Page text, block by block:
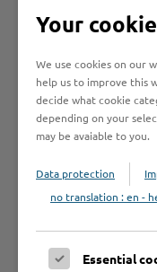
Online-
Your
We use cookies on our
help us to improve this
decide what cookie
depending on your
may be avaiable to you.
Data protection
no translation : en -
Essential